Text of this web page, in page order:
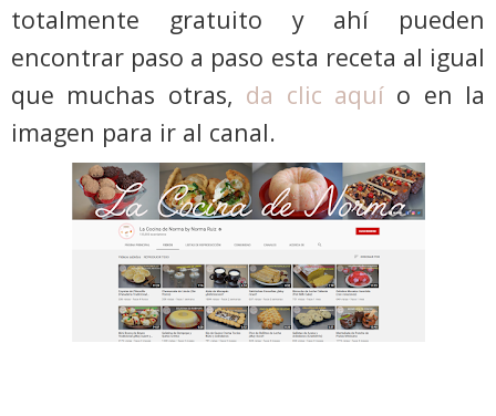
totalmente gratuito y ahí pueden
encontrar paso a paso esta receta al igual
que muchas otras, da clic aquío en la
imagen para ir al canal.